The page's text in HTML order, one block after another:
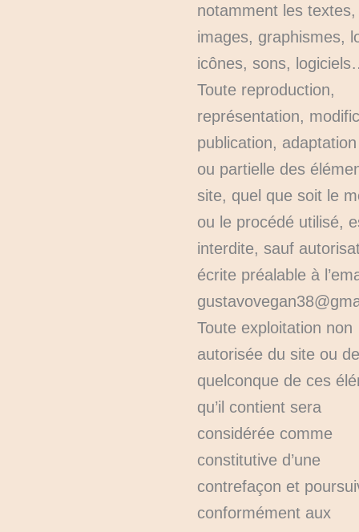
notamment les textes,
images, graphismes,
icônes, sons,
Toute reproduction,
représentation,
publication,
ou partielle des
site, quel que soit le
ou le procédé utilisé,
interdite, sauf
écrite préalable à
Toute exploitation non
autorisée du site ou de
quelconque de ces
qu’il contient sera
considérée comme
constitutive d’une
contrefaçon et
conformément aux